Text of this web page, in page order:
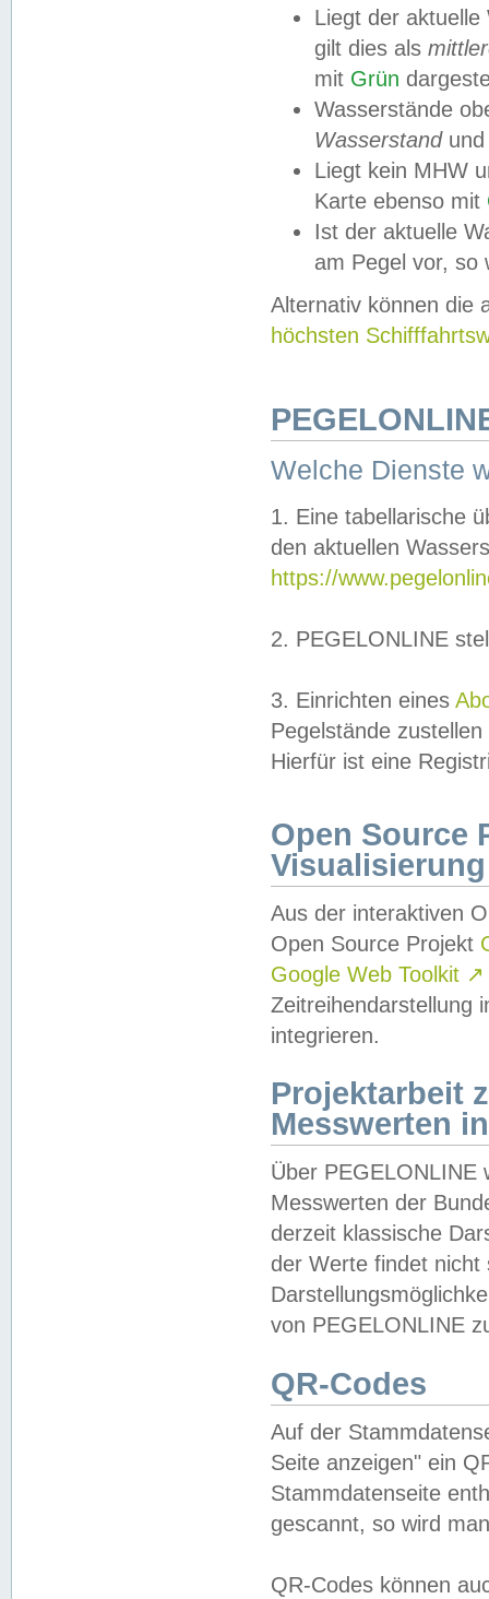
Liegt der
gilt dies als
mit Grün
Wasserstände
Wasserstandund
Liegt kein MHW
Karte ebenso mit
Ist der aktuelle
am Pegel vor,
Alternativ können die
höchsten
Welche Dienste
1. Eine tabellarische
den aktuellen
https://
2. PEGELONLINE
3. Einrichten eines
Pegelstände
Hierfür ist eine
Open Source
Visualisierung
Aus der interaktiven
Open Source Projekt
Google Web Toolkit ↗
Zeitreihendarstellung
integrieren.
Projektarbeit
Messwerten
Über PEGELONLINE
Messwerten der
derzeit klassische
der Werte findet
von PEGELONLINE
QR-Codes
Auf der
Seite anzeigen" ein
Stammdatenseite
gescannt, so wird
QR-Codes können